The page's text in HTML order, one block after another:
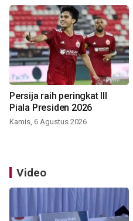
Persija raih peringkat III
Piala Presiden 2026
Kamis, 6 Agustus 2026
Video